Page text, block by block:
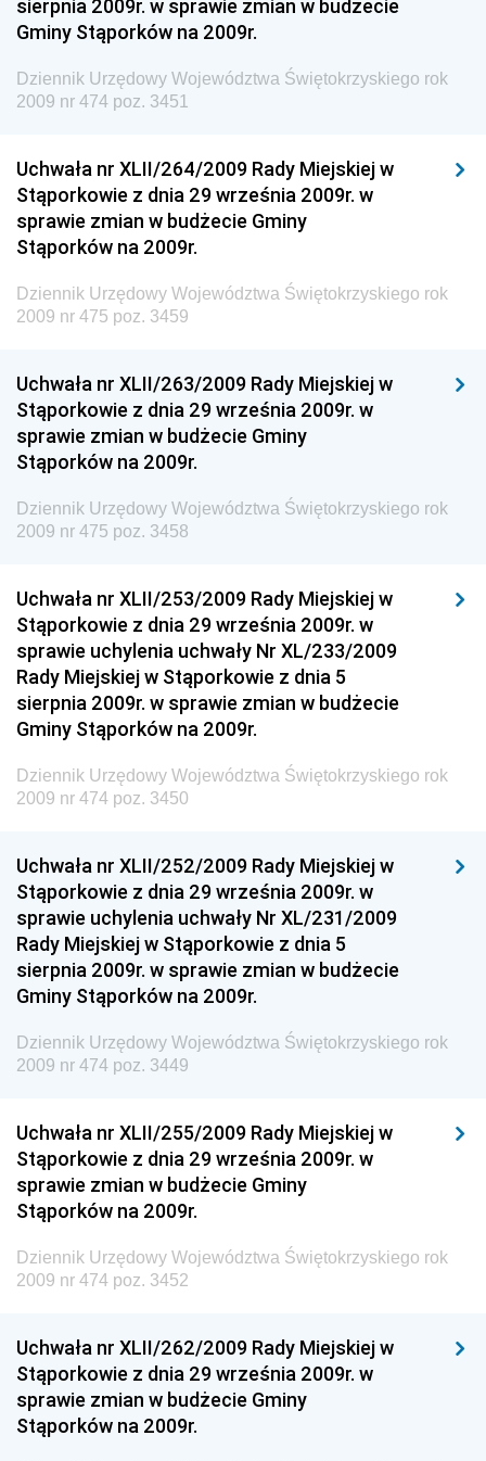
Gospodarki Żywnościowej
Społecznej
Dziennik Urzędowy Ministra Cyfryzacji
Dziennik Urzędowy Ministra Infrastruktury i
Budownictwa
Dziennik Urzędowy Ministra Gospodarki Morskiej i
Dziennik Urzędowy Ministra Energii
Dziennik Urzędowy Ministra Sprawiedliwości
Dziennik Urzędowy Ministra Rozwoju i Finansów
Dziennik Urzędowy Wyższego Urzędu Górniczego
Dziennik Urzędowy Prezesa Urzędu Transportu
Kolejowego
Technologii
Dziennik Urzędowy Ministra Inwestycji i Rozwoju
Dziennik Urzędowy Naczelnego Dyrektora Archiwów
Państwowych
Dziennik Urzędowy Ministra Finansów, Inwestycji i
Dziennik Urzędowy Ministra Klimatu
Dziennik Urzędowy Ministra Funduszy i Polityki
Regionalnej
Dziennik Urzędowy Ministra Aktywów Państwowych
Dziennik Urzędowy Ministra Zdrowia
Dziennik Urzędowy Ministra Środowiska i Głównego
Dziennik Urzędowy Ministra Klimatu i Środowiska
Narodowego i Sportu
Dziennik Urzędowy Ministra Finansów, Funduszy i
Polityki Regionalnej
Dziennik Urzędowy Ministra Rozwoju, Pracy i
Technologii
Dziennik Urzędowy Ministra Kultury, Dziedzictwa
Dziennik Urzędowy Ministra Rodziny i Polityki
Społecznej
Dziennik Urzędowy Komendy Głównej Straży
Granicznej
sierpnia 2009r. w sprawie zmian w budżecie
Gminy Stąporków na 2009r.
Dziennik Urzędowy Województwa Świętokrzyskiego rok
2009 nr 474 poz. 3451
Uchwała nr XLII/264/2009 Rady Miejskiej w
Stąporkowie z dnia 29 września 2009r. w
sprawie zmian w budżecie Gminy
Stąporków na 2009r.
Dziennik Urzędowy Województwa Świętokrzyskiego rok
2009 nr 475 poz. 3459
Uchwała nr XLII/263/2009 Rady Miejskiej w
Stąporkowie z dnia 29 września 2009r. w
sprawie zmian w budżecie Gminy
Stąporków na 2009r.
Dziennik Urzędowy Województwa Świętokrzyskiego rok
2009 nr 475 poz. 3458
Uchwała nr XLII/253/2009 Rady Miejskiej w
Stąporkowie z dnia 29 września 2009r. w
sprawie uchylenia uchwały Nr XL/233/2009
Rady Miejskiej w Stąporkowie z dnia 5
sierpnia 2009r. w sprawie zmian w budżecie
Gminy Stąporków na 2009r.
Dziennik Urzędowy Województwa Świętokrzyskiego rok
2009 nr 474 poz. 3450
Uchwała nr XLII/252/2009 Rady Miejskiej w
Stąporkowie z dnia 29 września 2009r. w
sprawie uchylenia uchwały Nr XL/231/2009
Rady Miejskiej w Stąporkowie z dnia 5
sierpnia 2009r. w sprawie zmian w budżecie
Gminy Stąporków na 2009r.
Dziennik Urzędowy Województwa Świętokrzyskiego rok
2009 nr 474 poz. 3449
Uchwała nr XLII/255/2009 Rady Miejskiej w
Stąporkowie z dnia 29 września 2009r. w
sprawie zmian w budżecie Gminy
Stąporków na 2009r.
Dziennik Urzędowy Województwa Świętokrzyskiego rok
2009 nr 474 poz. 3452
Uchwała nr XLII/262/2009 Rady Miejskiej w
Stąporkowie z dnia 29 września 2009r. w
sprawie zmian w budżecie Gminy
Stąporków na 2009r.